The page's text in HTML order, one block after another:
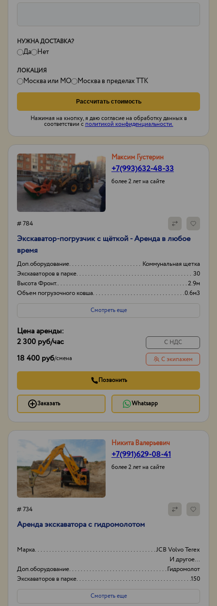
НУЖНА ДОСТАВКА?
Да Нет
ЛОКАЦИЯ
Москва или МО Москва в пределах ТТК
Рассчитать стоимость
Нажимая на кнопку, я даю согласие на обработку данных в
соответствии с политикой конфиденциальности.
Максим Густерин
+7(993)632-48-33
более 2 лет на сайте
# 784
Экскаватор-погрузчик с щёткой - Аренда в любое
время
Доп.оборудование
Коммунальная щетка
Экскаваторов в парке
30
Высота Фронт.
2.9м
Объем погрузочного ковша
0.6м3
Смотреть еще
Цена аренды:
2 300 руб/час
18 400 руб/смена
С НДС
С экипажем
Позвонить
Заказать Whatsapp
Никита Валерьевич
+7(991)629-08-41
более 2 лет на сайте
# 734
Аренда экскаватора с гидромолотом
Марка
JCB Volvo Terex
И другое...
Доп.оборудование
Гидромолот
Экскаваторов в парке
150
Высота Фронт.
4000мм
Смотреть еще